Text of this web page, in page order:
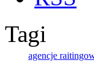
Tagi
agencje